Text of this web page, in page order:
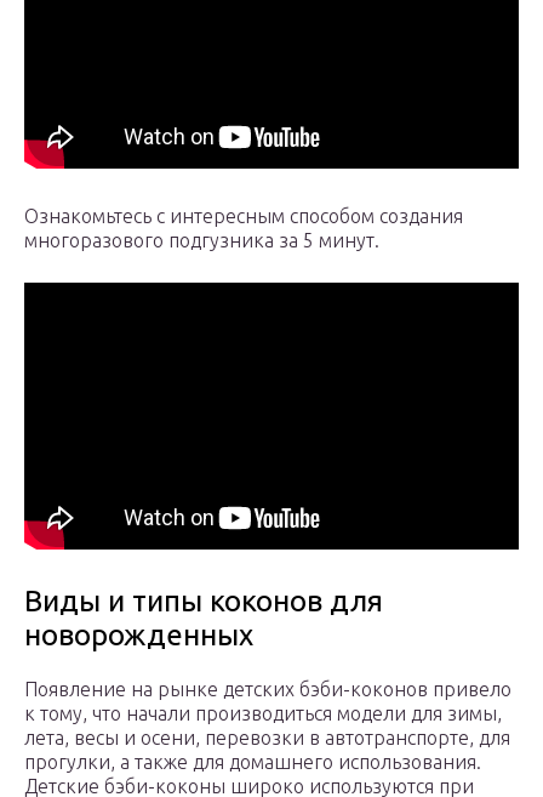
Ознакомьтесь с интересным способом создания
многоразового подгузника за 5 минут.
Виды и типы коконов для
новорожденных
Появление на рынке детских бэби-коконов привело
к тому, что начали производиться модели для зимы,
лета, весы и осени, перевозки в автотранспорте, для
прогулки, а также для домашнего использования.
Детские бэби-коконы широко используются при